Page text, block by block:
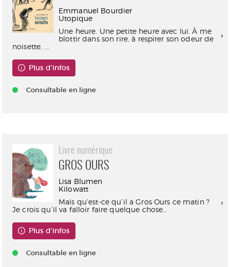
Emmanuel Bourdier
Utopique
Une heure. Une petite heure avec lui. À me
blottir dans son rire, à respirer son odeur de
noisette, ...
Plus d'infos
Consultable en ligne
Livre numérique
GROS OURS
Lisa Blumen
Kilowatt
Mais qu’est-ce qu’il a Gros Ours ce matin ?
Je crois qu’il va falloir faire quelque chose…
Plus d'infos
Consultable en ligne